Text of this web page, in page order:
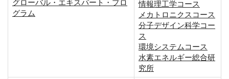
グラム
情報理工学コース
メカトロニクスコース
分子デザイン科学コー
ス
環境システムコース
⽔素エネルギー総合研
究所